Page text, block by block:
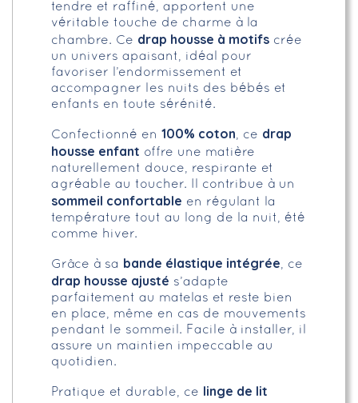
tendre et raffiné, apportent une
véritable touche de charme à la
chambre. Ce drap housse à motifs crée
un univers apaisant, idéal pour
favoriser l’endormissement et
accompagner les nuits des bébés et
enfants en toute sérénité.
Confectionné en 100% coton, ce drap
housse enfant offre une matière
naturellement douce, respirante et
agréable au toucher. Il contribue à un
sommeil confortable en régulant la
température tout au long de la nuit, été
comme hiver.
Grâce à sa bande élastique intégrée, ce
drap housse ajusté s’adapte
parfaitement au matelas et reste bien
en place, même en cas de mouvements
pendant le sommeil. Facile à installer, il
assure un maintien impeccable au
quotidien.
Pratique et durable, ce linge de lit